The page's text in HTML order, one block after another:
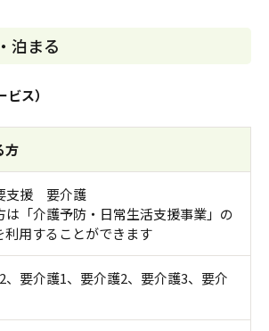
泊まる
ス）
方
支援 要介護
「介護予防・日常生活支援事業」の
用することができます
、要介護1、要介護2、要介護3、要介